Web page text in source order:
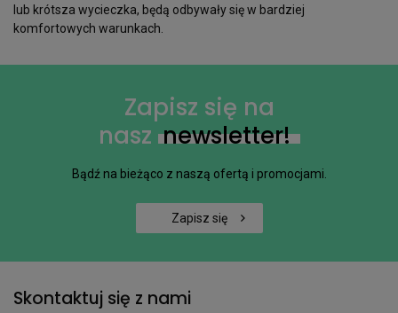
lub krótsza wycieczka, będą odbywały się w bardziej
komfortowych warunkach.
Zapisz się na
nasz newsletter!
Bądź na bieżąco z naszą ofertą i promocjami.
Zapisz się
Skontaktuj się z nami